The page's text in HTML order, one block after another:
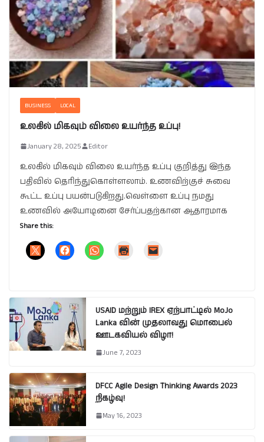
BUSINESS LOCAL
உலகில் மிகவும் விலை உயர்ந்த உப்பு!
January 28, 2025 Editor
உலகில் மிகவும் விலை உயர்ந்த உப்பு குறித்து இந்த
பதிவில் தெரிந்துகொள்ளலாம். உணவிற்குச் சுவை
கூட்ட உப்பு பயன்படுகிறது.வெள்ளை உப்பு நமது
உணவில் அயோடினை சேர்ப்பதற்கான ஆதாரமாக
Share this:
USAID மற்றும் IREX ஏற்பாட்டில் MoJo
Lanka வின் முதலாவது மொபைல்
ஊடகவியல் விழா!
June 7, 2023
DFCC Agile Design Thinking Awards 2023
நிகழ்வு!
May 16, 2023